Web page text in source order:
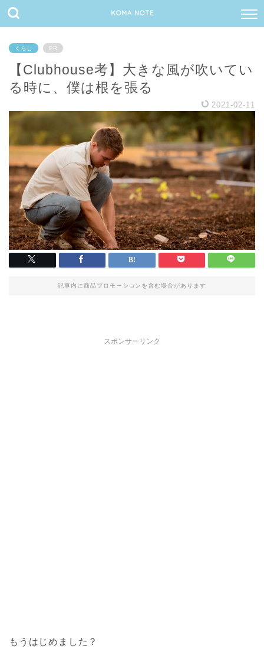
KOMA NOTE
くらし PR
【Clubhouse考】大きな風が吹いてい
る時に、僕は根を張る
2021-02-11
記事内に商品プロモーションを含む場合があります
スポンサーリンク
もうはじめました？